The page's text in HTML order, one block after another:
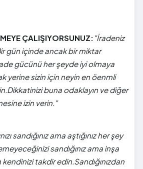
ÇALIŞIYORSUNUZ: "İradeniz
gün içinde ancak bir miktar
gücünü her şeyde iyi olmaya
yerine sizin için neyin en öenmli
buna odaklayın ve diğer
izin verin."
sandığınız ama aştığınız her şey
sandığınız ama inşa
takdir edin.Sandığınızdan